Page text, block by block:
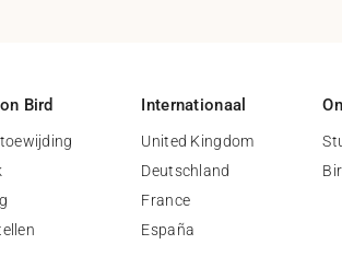
Bird Internationaal
United Kingdom
Deutschland
France
España